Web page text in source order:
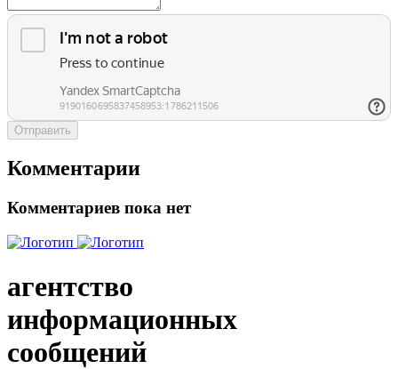
Отправить
Комментарии
Комментариев пока нет
агентство
информационных
сообщений